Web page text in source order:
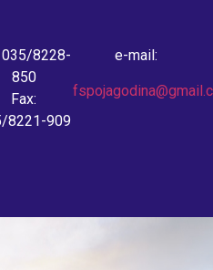
035/8228-
850
Fax:
8221-909
e-mail: